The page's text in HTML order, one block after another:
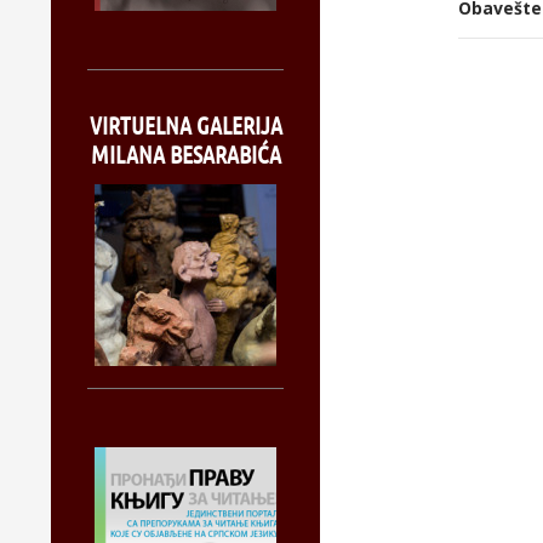
VIRTUELNA GALERIJA
MILANA BESARABIĆA